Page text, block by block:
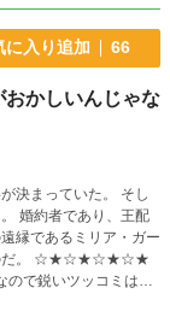
に入り追加 66
かしいんじゃな
っていた。 そし
婚約者であり、王配
縁であるミリア・ガー
で鋭いツッコミはお